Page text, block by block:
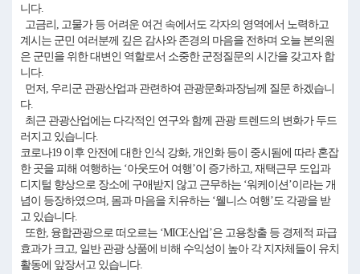
니다.
고금리, 고물가 등 어려운 여건 속에서도 각자의 영역에서 노력하고
계시는 군민 여러분께 깊은 감사와 존경의 마음을 전하며 오늘 본의원
은 군민을 위한 대변인 역할로서 소중한 군정질문의 시간을 갖고자 합
니다.
먼저, 우리군 관광산업과 관련하여 관광문화과장님께 질문 하겠습니
다.
최근 관광산업에는 다각적인 연구와 함께 관광 트렌드의 변화가 두드
러지고 있습니다.
코로나19 이후 안전에 대한 인식 강화, 개인화 등이 중시됨에 따라 혼잡
한 곳을 피해 여행하는 ‘아웃도어 여행’이 증가하고, 재택근무 도입과
디지털 향상으로 장소에 구애받지 않고 근무하는 ‘워케이션’이라는 개
념이 등장하였으며, 몸과 마음을 치유하는 ‘웰니스 여행’도 각광을 받
고 있습니다.
또한, 융합관광으로 떠오르는 ‘MICE산업’은 고용창출 등 경제적 파급
효과가 크고, 일반 관광 상품에 비해 수익성이 높아 각 지자체들이 유치
활동에 앞장서고 있습니다.